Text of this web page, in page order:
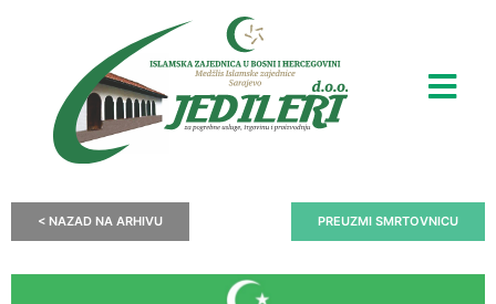
< NAZAD NA ARHIVU PREUZMI SMRTOVNICU